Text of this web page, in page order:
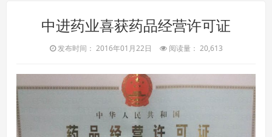
中进药业喜获药品经营许可证
发布时间： 2016年01月22日 阅读量： 20,613